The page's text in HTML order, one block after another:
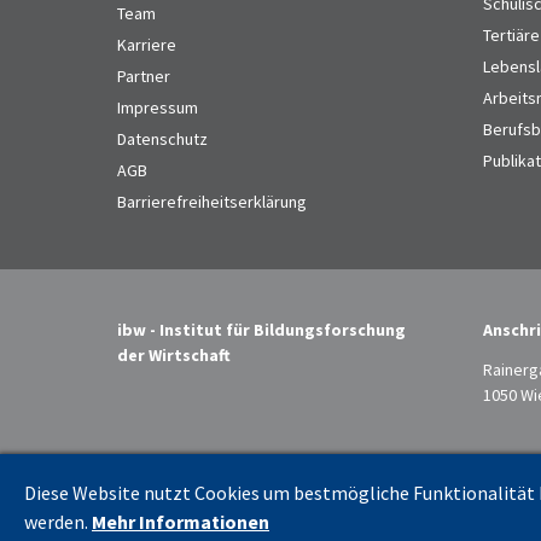
Team
Karriere
Partner
Impressum
Datenschutz
AGB
Barrierefreiheitserklärung
ibw - Institut für Bildungsforschung
der Wirtschaft
1050
Diese Website nutzt Cookies um bestmögliche Funktionalität
werden. Mehr Informationen